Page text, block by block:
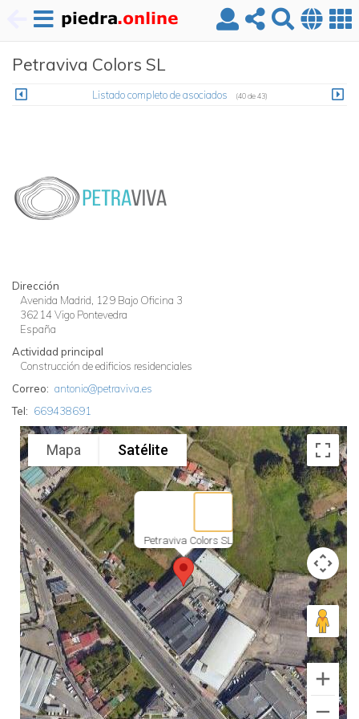
principal
Petraviva Colors SL
Listado completo de asociados (40 de 43)
Dirección
Avenida Madrid, 129 Bajo Oficina 3
36214Vigo Pontevedra
España
Actividad principal
Construcción de edificios residenciales
Correo
antonio@petraviva.es
Tel
669438691
Petraviva Colors SL
Mapa Satélite